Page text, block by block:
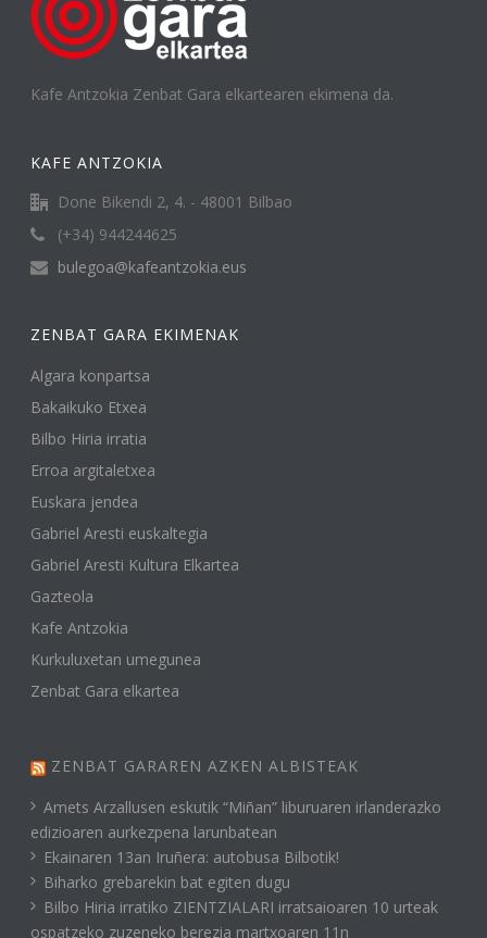
Kafe Antzokia Zenbat Gara elkartearen ekimena da.
KAFE ANTZOKIA
Done Bikendi 2, 4. - 48001 Bilbao
(+34) 944244625
bulegoa@kafeantzokia.eus
ZENBAT GARA EKIMENAK
Algara konpartsa
Bakaikuko Etxea
Bilbo Hiria irratia
Erroa argitaletxea
Euskara jendea
Gabriel Aresti euskaltegia
Gabriel Aresti Kultura Elkartea
Gazteola
Kafe Antzokia
Kurkuluxetan umegunea
Zenbat Gara elkartea
ZENBAT GARAREN AZKEN ALBISTEAK
Amets Arzallusen eskutik “Miñan” liburuaren irlanderazko
edizioaren aurkezpena larunbatean
Ekainaren 13an Iruñera: autobusa Bilbotik!
Biharko grebarekin bat egiten dugu
Bilbo Hiria irratiko ZIENTZIALARI irratsaioaren 10 urteak
ospatzeko zuzeneko berezia martxoaren 11n